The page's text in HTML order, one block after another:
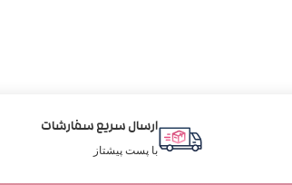
ارسال سریع سفارشات
با پست پیشتاز